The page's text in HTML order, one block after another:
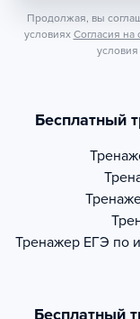
Продолжая, вы
условиях Согласия на
условия
Бесплатный
Тренажер ЕГЭ по
Бесплатный